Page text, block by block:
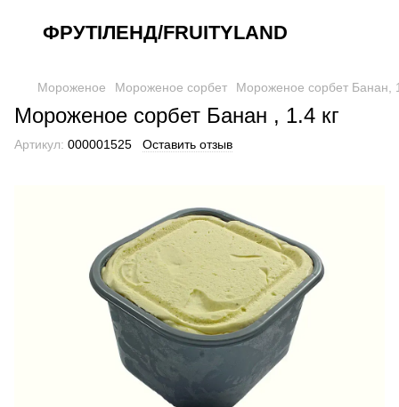
ФРУТІЛЕНД/FRUITYLAND
Мороженое Мороженое сорбет Мороженое сорбет Банан,
Мороженое сорбет Банан , 1.4 кг
Артикул: 000001525 Оставить отзыв